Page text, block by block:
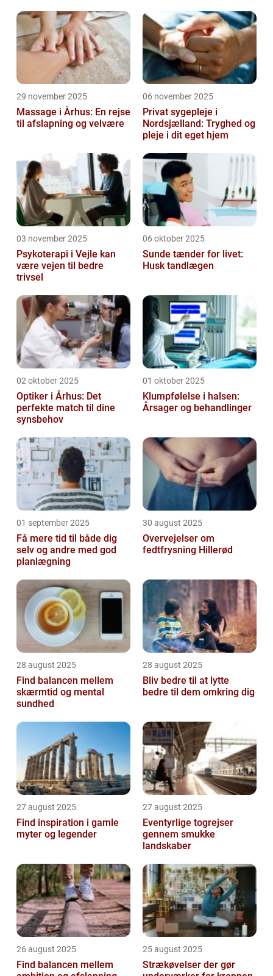
29 november 2025
Massage i Århus: En rejse
til afslapning og velvære
06 november 2025
Privat sygepleje i
Nordsjælland: Tryghed og
pleje i dit eget hjem
03 november 2025
Psykoterapi i Vejle kan
være vejen til bedre
trivsel
06 oktober 2025
Sunde tænder for livet:
Husk tandlægen
02 oktober 2025
Optiker i Århus: Det
perfekte match til dine
synsbehov
01 oktober 2025
Klumpfølelse i halsen:
Årsager og behandlinger
01 september 2025
Få mere tid til både dig
selv og andre med god
planlægning
30 august 2025
Overvejelser om
fedtfrysning Hillerød
28 august 2025
Find balancen mellem
skærmtid og mental
sundhed
28 august 2025
Bliv bedre til at lytte
bedre til dem omkring dig
27 august 2025
Find inspiration i gamle
myter og legender
27 august 2025
Eventyrlige togrejser
gennem smukke
landskaber
26 august 2025
Find balancen mellem
25 august 2025
Strækøvelser der gør